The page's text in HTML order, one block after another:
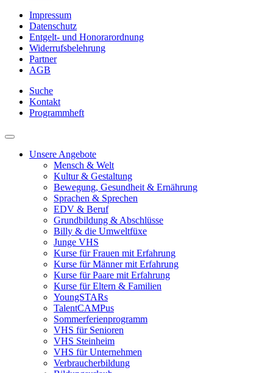
Impressum
Datenschutz
Entgelt- und Honorarordnung
Widerrufsbelehrung
Partner
AGB
Suche
Kontakt
Programmheft
Unsere Angebote
Mensch & Welt
Kultur & Gestaltung
Bewegung, Gesundheit & Ernährung
Sprachen & Sprechen
EDV & Beruf
Grundbildung & Abschlüsse
Billy & die Umweltfüxe
Junge VHS
Kurse für Frauen mit Erfahrung
Kurse für Männer mit Erfahrung
Kurse für Paare mit Erfahrung
Kurse für Eltern & Familien
YoungSTARs
TalentCAMPus
Sommerferienprogramm
VHS für Senioren
VHS Steinheim
VHS für Unternehmen
Verbraucherbildung